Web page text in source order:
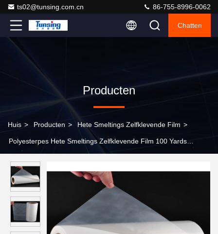
ts02@tunsing.com.cn 86-755-8996-0062
Chatten
Producten
Huis > Producten > Hete Smeltings Zelfklevende Film >
Polyesterpes Hete Smeltings Zelfklevende Film 100 Yards